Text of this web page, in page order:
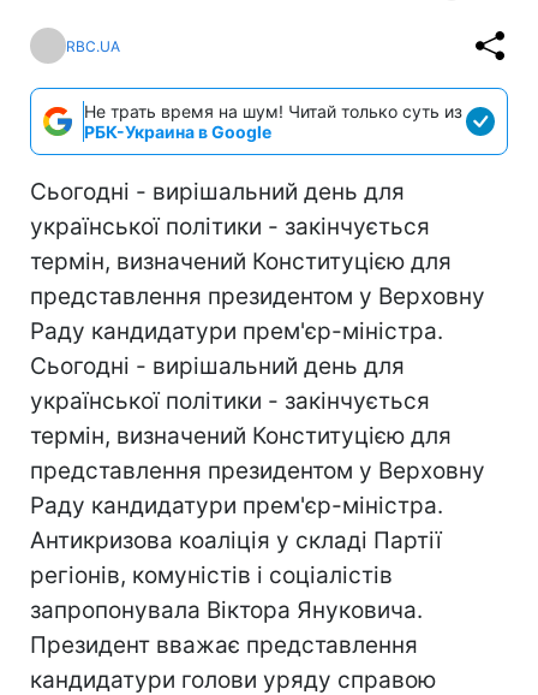
RBC.UA
Не трать время на шум! Читай только суть из
РБК-Украина в Google
Сьогодні - вирішальний день для
української політики - закінчується
термін, визначений Конституцією для
представлення президентом у Верховну
Раду кандидатури прем'єр-міністра.
Сьогодні - вирішальний день для
української політики - закінчується
термін, визначений Конституцією для
представлення президентом у Верховну
Раду кандидатури прем'єр-міністра.
Антикризова коаліція у складі Партії
регіонів, комуністів і соціалістів
запропонувала Віктора Януковича.
Президент вважає представлення
кандидатури голови уряду справою